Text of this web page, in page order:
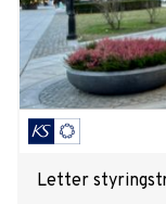
Letter